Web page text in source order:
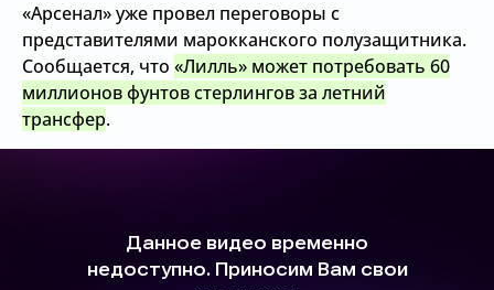
«Арсенал» уже провел переговоры с
представителями марокканского полузащитника.
Сообщается, что «Лилль» может потребовать 60
миллионов фунтов стерлингов за летний
трансфер.